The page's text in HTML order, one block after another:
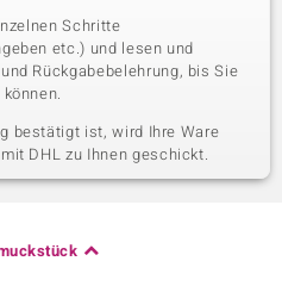
Schritte
etc.) und lesen und
Rückgabebelehrung, bis Sie
bestätigt ist, wird Ihre Ware
DHL zu Ihnen geschickt.